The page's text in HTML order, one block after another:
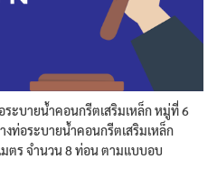
อระบายน้ำคอนกรีตเสริมเหล็ก หมู่ที่ 6
ท่อระบายน้ำคอนกรีตเสริมเหล็ก
ตร จำนวน 8 ท่อน ตามแบบอบ